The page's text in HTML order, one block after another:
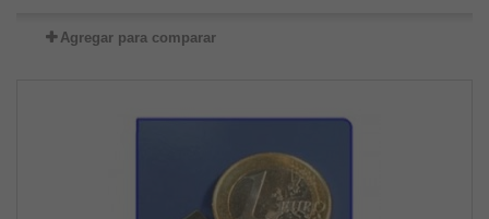
Agregar para comparar